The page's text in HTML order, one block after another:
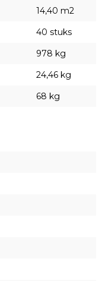
14,40 m2
40 stuks
978 kg
24,46 kg
68 kg